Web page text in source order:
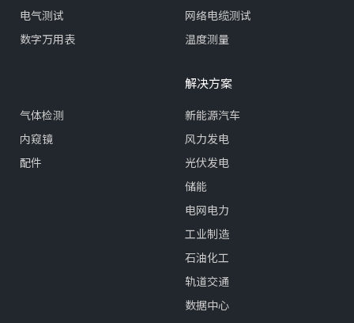
电气测试
数字万用表
网络电缆测试
温度测量
气体检测
内窥镜
配件
解决方案
新能源汽车
风力发电
光伏发电
储能
电网电力
工业制造
石油化工
轨道交通
数据中心